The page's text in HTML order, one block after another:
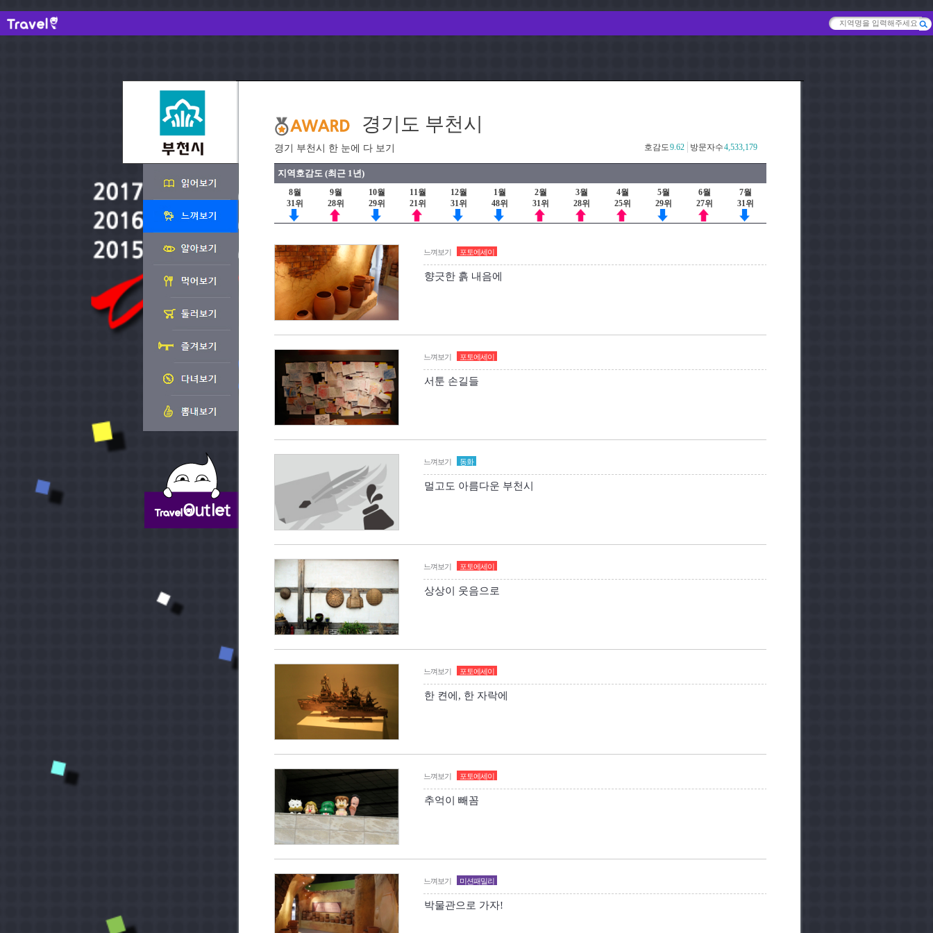
경기도 부천시
경기 부천시 한 눈에 다 보기 방문자수4,533,179
호감도9.62
지역호감도 (최근 1년)
8월
31위
9월
28위
10월
29위
11월
21위
12월
31위
1월
48위
2월
31위
3월
28위
4월
25위
5월
29위
6월
27위
7월
31위
느껴보기 포토에세이
향긋한 흙 내음에
느껴보기 포토에세이
서툰 손길들
느껴보기 동화
멀고도 아름다운 부천시
느껴보기 포토에세이
상상이 웃음으로
느껴보기 포토에세이
한 켠에, 한 자락에
느껴보기 포토에세이
추억이 빼꼼
느껴보기 미션패밀리
박물관으로 가자!